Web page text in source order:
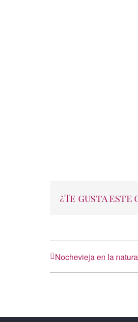
¿Te gusta
Nochevieja en la